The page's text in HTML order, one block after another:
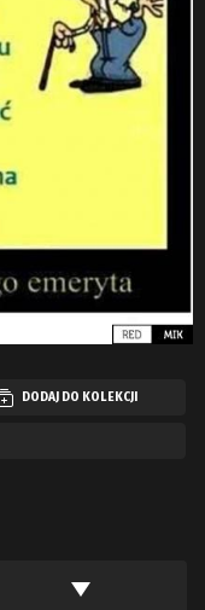
DODAJ DO KOLEKCJI